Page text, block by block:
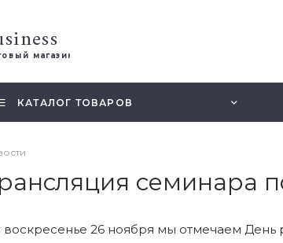
магазин
КАТАЛОГ ТОВАРОВ
семинара
воскресенье 26 ноября мы отмечаем